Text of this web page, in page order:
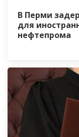
В Перми
для
нефтепрома